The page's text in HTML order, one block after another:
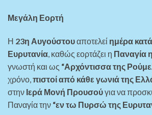
Μεγάλη Εορτή
Η 23η Αυγούστουαποτελεί ημέρα
Ευρυτανία, καθώς εορτάζει η Παναγία
γνωστή και ως “Αρχόντισσα της
χρόνο,πιστοί από κάθε γωνιά της
στην Ιερά Μονή Προυσούγια να
Παναγία την “εν τω Πυρσώ της